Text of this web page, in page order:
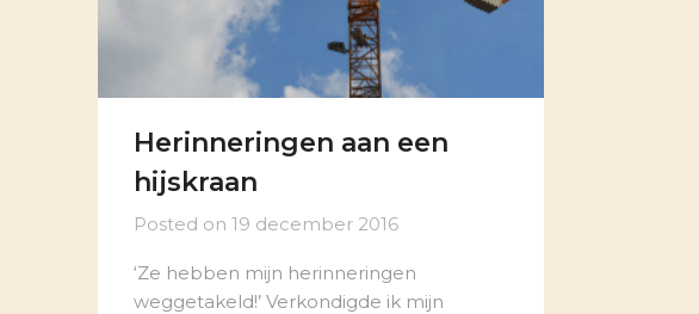
Herinneringen aan een
hijskraan
Posted on 19 december 2016
‘Ze hebben mijn herinneringen
weggetakeld!’ Verkondigde ik mijn